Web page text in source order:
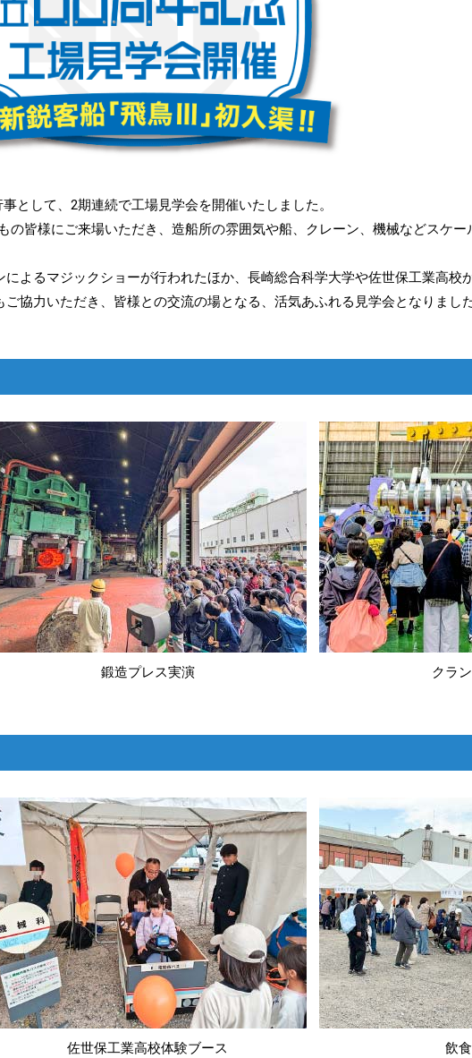
として、2期連続で工場見学会を開催いたしました。
の皆様にご来場いただき、造船所の雰囲気や船、クレーン、機械などスケ
よるマジックショーが行われたほか、長崎総合科学大学や佐世保工業高校
協力いただき、皆様との交流の場となる、活気あふれる見学会となりました
鍛造プレス実演 クラ
佐世保工業高校体験ブース 飲